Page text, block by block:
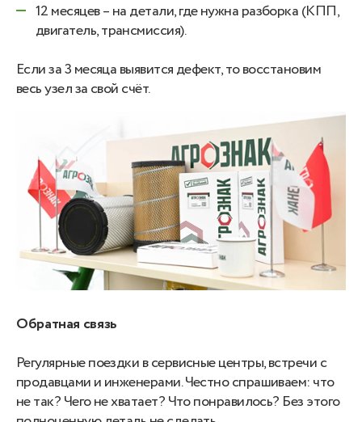
12 месяцев – на детали, где нужна разборка (КПП,
двигатель, трансмиссия).
Если за 3 месяца выявится дефект, то восстановим
весь узел за свой счёт.
Обратная связь
Регулярные поездки в сервисные центры, встречи с
продавцами и инженерами. Честно спрашиваем: что
не так? Чего не хватает? Что понравилось? Без этого